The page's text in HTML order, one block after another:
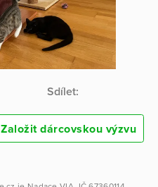
Sdílet:
Založit dárcovskou výzvu